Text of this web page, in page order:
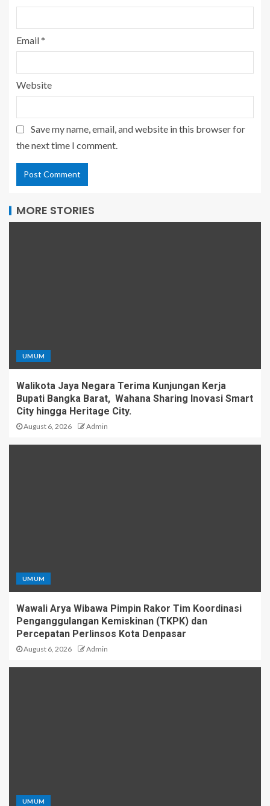
Email*
Website
Save my name, email, and website in this browser for
the next time I comment.
MORE STORIES
UMUM
Walikota Jaya Negara Terima Kunjungan Kerja
Bupati Bangka Barat, Wahana Sharing Inovasi Smart
City hingga Heritage City.
August 6, 2026 Admin
UMUM
Wawali Arya Wibawa Pimpin Rakor Tim Koordinasi
Penganggulangan Kemiskinan (TKPK) dan
Percepatan Perlinsos Kota Denpasar
August 6, 2026 Admin
UMUM